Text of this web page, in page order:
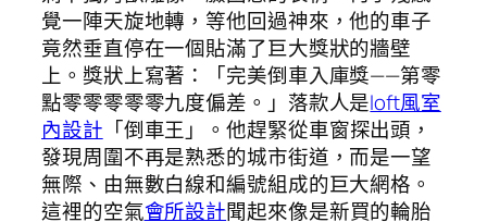
覺一陣天旋地轉，等他回過神來，他的車子
竟然垂直停在一個貼滿了巨大獎狀的牆壁
上。獎狀上寫著：「完美倒車入庫獎——第零
點零零零零零九度偏差。」落款人是loft風室
內設計 「倒車王」。他趕緊從車窗探出頭，
發現周圍不再是熟悉的城市街道，而是一望
無際、由無數白線和編號組成的巨大網格。
這裡的空氣會所設計聞起來像是新買的輪胎